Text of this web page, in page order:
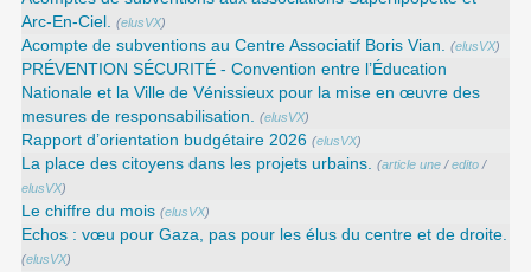
Arc-En-Ciel. (elusVX)
Acompte de subventions au Centre Associatif Boris Vian. (elusVX)
PRÉVENTION SÉCURITÉ - Convention entre l’Éducation
Nationale et la Ville de Vénissieux pour la mise en œuvre des
mesures de responsabilisation. (elusVX)
Rapport d’orientation budgétaire 2026 (elusVX)
La place des citoyens dans les projets urbains. (article une /edito /
elusVX)
Le chiffre du mois (elusVX)
Echos : vœu pour Gaza, pas pour les élus du centre et de droite.
(elusVX)